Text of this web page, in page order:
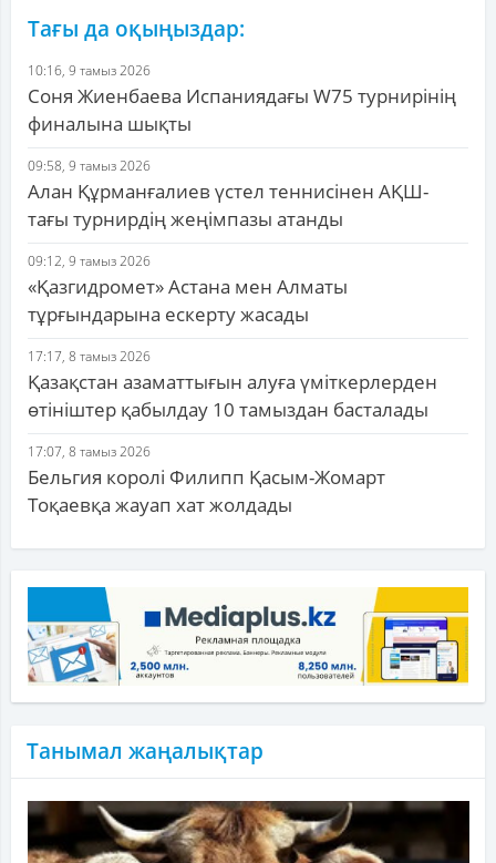
Тағы да оқыңыздар:
10:16, 9 тамыз 2026
Соня Жиенбаева Испаниядағы W75 турнирінің
финалына шықты
09:58, 9 тамыз 2026
Алан Құрманғалиев үстел теннисінен АҚШ-
тағы турнирдің жеңімпазы атанды
09:12, 9 тамыз 2026
«Қазгидромет» Астана мен Алматы
тұрғындарына ескерту жасады
17:17, 8 тамыз 2026
Қазақстан азаматтығын алуға үміткерлерден
өтініштер қабылдау 10 тамыздан басталады
17:07, 8 тамыз 2026
Бельгия королі Филипп Қасым-Жомарт
Тоқаевқа жауап хат жолдады
Танымал жаңалықтар